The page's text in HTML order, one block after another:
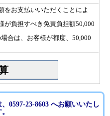
をお支払いいただくことによ
が負担すべき免責負担額50,000
合は、お客様が都度、50,000
0597-23-8603 へお願いいたし